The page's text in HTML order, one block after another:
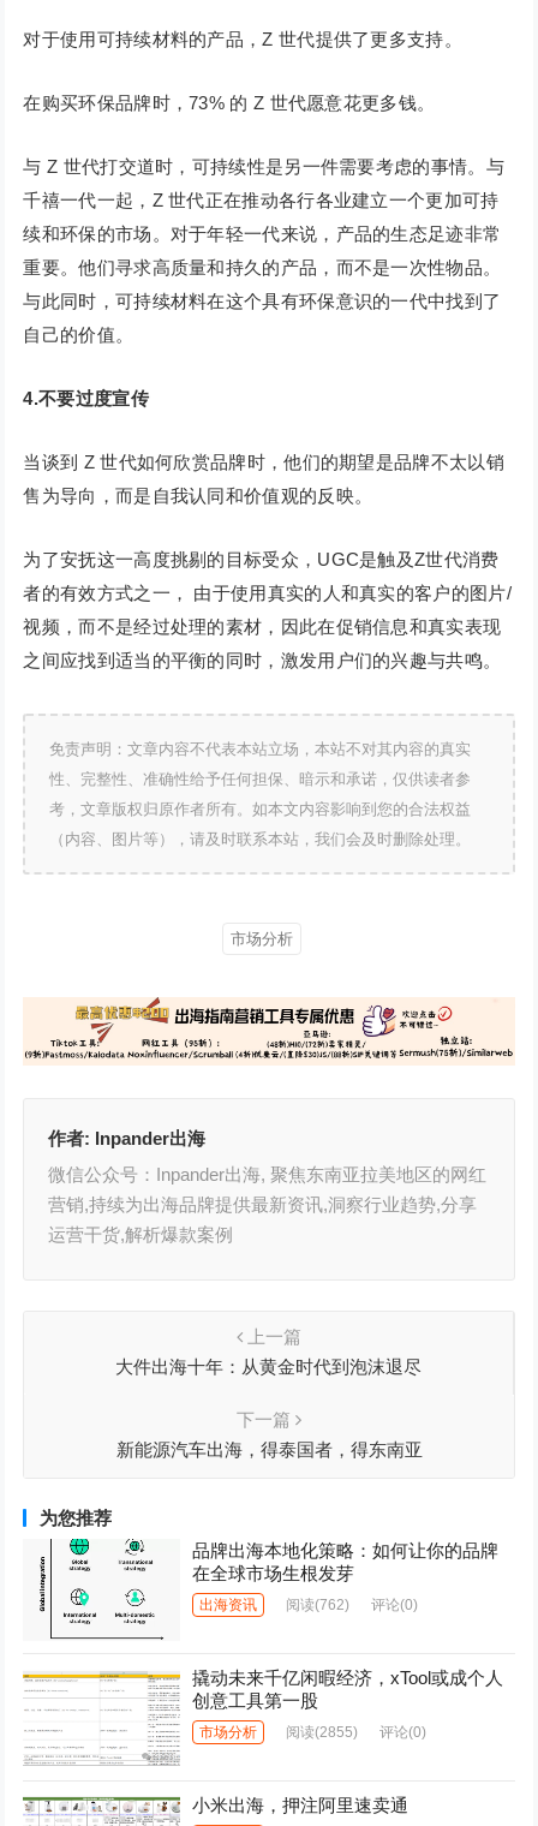
对于使用可持续材料的产品，Z 世代提供了更多支持。
在购买环保品牌时，73% 的 Z 世代愿意花更多钱。
与 Z 世代打交道时，可持续性是另一件需要考虑的事情。与
千禧一代一起，Z 世代正在推动各行各业建立一个更加可持
续和环保的市场。对于年轻一代来说，产品的生态足迹非常
重要。他们寻求高质量和持久的产品，而不是一次性物品。
与此同时，可持续材料在这个具有环保意识的一代中找到了
自己的价值。
4.不要过度宣传
当谈到 Z 世代如何欣赏品牌时，他们的期望是品牌不太以销
售为导向，而是自我认同和价值观的反映。
为了安抚这一高度挑剔的目标受众，UGC是触及Z世代消费
者的有效方式之一， 由于使用真实的人和真实的客户的图片/
视频，而不是经过处理的素材，因此在促销信息和真实表现
之间应找到适当的平衡的同时，激发用户们的兴趣与共鸣。
免责声明：文章内容不代表本站立场，本站不对其内容的真实
性、完整性、准确性给予任何担保、暗示和承诺，仅供读者参
考，文章版权归原作者所有。如本文内容影响到您的合法权益
（内容、图片等），请及时联系本站，我们会及时删除处理。
市场分析
作者: Inpander出海
微信公众号：Inpander出海, 聚焦东南亚拉美地区的网红
营销,持续为出海品牌提供最新资讯,洞察行业趋势,分享
运营干货,解析爆款案例
上一篇
大件出海十年：从黄金时代到泡沫退尽
下一篇
新能源汽车出海，得泰国者，得东南亚
为您推荐
品牌出海本地化策略：如何让你的品牌
在全球市场生根发芽
出海资讯 阅读(762) 评论(0)
撬动未来千亿闲暇经济，xTool或成个人
创意工具第一股
市场分析 阅读(2855) 评论(0)
小米出海，押注阿里速卖通